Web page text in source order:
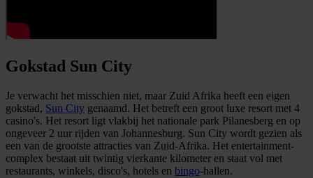
Gokstad Sun City
Je verwacht het misschien niet, maar Zuid Afrika heeft een eigen
gokstad, Sun City genaamd. Het betreft een groot luxe resort met 4
casino's. Het resort ligt vlakbij het nationale park Pilanesberg en op
ongeveer 2 uur rijden van Johannesburg. Sun City wordt gezien als
een van de grootste attracties van Zuid-Afrika. Het entertainment-
complex bestaat uit twintig vierkante kilometer en staat vol met
restaurants, winkels, disco's, hotels en bingo-hallen.